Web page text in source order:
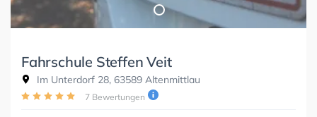
Fahrschule Steffen Veit
Im Unterdorf 28, 63589 Altenmittlau
7 Bewertungen